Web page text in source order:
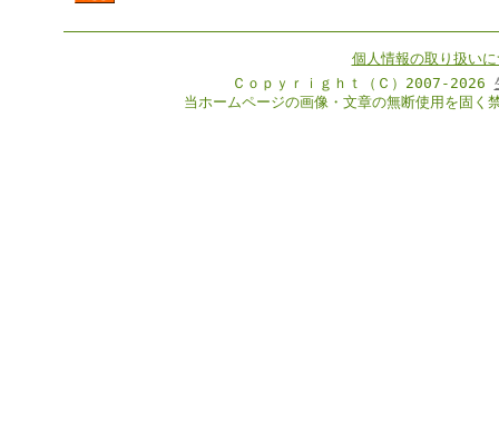
個人情報の取り扱い
Ｃｏｐｙｒｉｇｈｔ（Ｃ）2007-2026
当ホームページの画像・文章の無断使用を固